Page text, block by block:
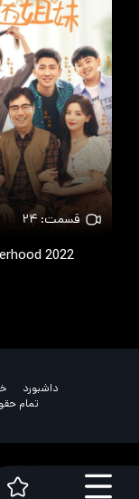
قسمت: ۲۴
2022
داشبورد
تمام